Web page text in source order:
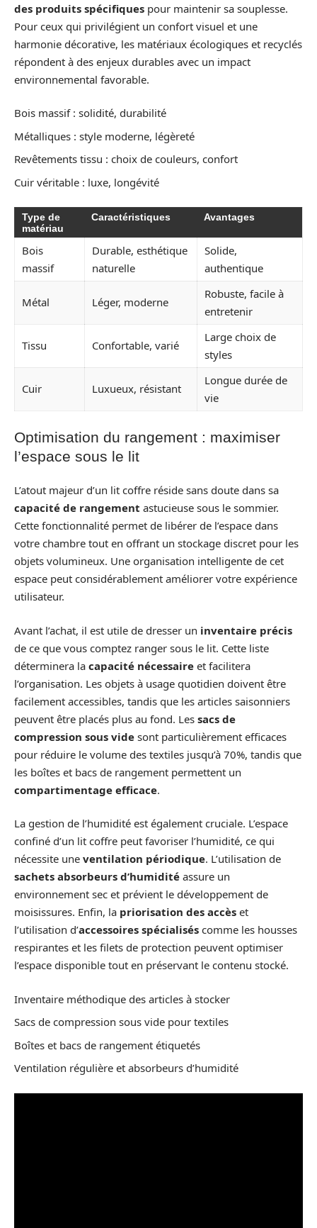
des produits spécifiques pour maintenir sa souplesse.
Pour ceux qui privilégient un confort visuel et une
harmonie décorative, les matériaux écologiques et recyclés
répondent à des enjeux durables avec un impact
environnemental favorable.
Bois massif : solidité, durabilité
Métalliques : style moderne, légèreté
Revêtements tissu : choix de couleurs, confort
Cuir véritable : luxe, longévité
Type de
matériau
Caractéristiques Avantages
Bois
massif
Durable, esthétique
naturelle
Solide,
authentique
Métal Léger, moderne
Robuste, facile à
entretenir
Tissu Confortable, varié
Large choix de
styles
Cuir Luxueux, résistant
Longue durée de
vie
Optimisation du rangement : maximiser
l’espace sous le lit
L’atout majeur d’un lit coffre réside sans doute dans sa
capacité de rangement astucieuse sous le sommier.
Cette fonctionnalité permet de libérer de l’espace dans
votre chambre tout en offrant un stockage discret pour les
objets volumineux. Une organisation intelligente de cet
espace peut considérablement améliorer votre expérience
utilisateur.
Avant l’achat, il est utile de dresser un inventaire précis
de ce que vous comptez ranger sous le lit. Cette liste
déterminera la capacité nécessaire et facilitera
l’organisation. Les objets à usage quotidien doivent être
facilement accessibles, tandis que les articles saisonniers
peuvent être placés plus au fond. Les sacs de
compression sous vide sont particulièrement efficaces
pour réduire le volume des textiles jusqu’à 70%, tandis que
les boîtes et bacs de rangement permettent un
compartimentage efficace.
La gestion de l’humidité est également cruciale. L’espace
confiné d’un lit coffre peut favoriser l’humidité, ce qui
nécessite une ventilation périodique. L’utilisation de
sachets absorbeurs d’humidité assure un
environnement sec et prévient le développement de
moisissures. Enfin, la priorisation des accès et
l’utilisation d’accessoires spécialisés comme les housses
respirantes et les filets de protection peuvent optimiser
l’espace disponible tout en préservant le contenu stocké.
Inventaire méthodique des articles à stocker
Sacs de compression sous vide pour textiles
Boîtes et bacs de rangement étiquetés
Ventilation régulière et absorbeurs d’humidité